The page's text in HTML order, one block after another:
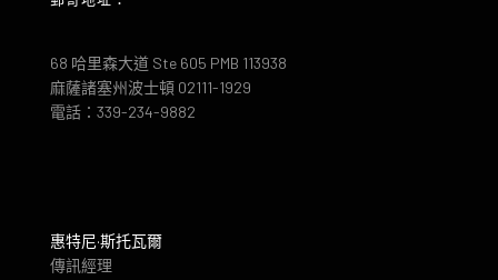
68 哈里森大道 Ste 605 PMB 113938
麻薩諸塞州波士頓 02111-1929
電話：339-234-9882
惠特尼·斯托瓦爾
傳訊經理